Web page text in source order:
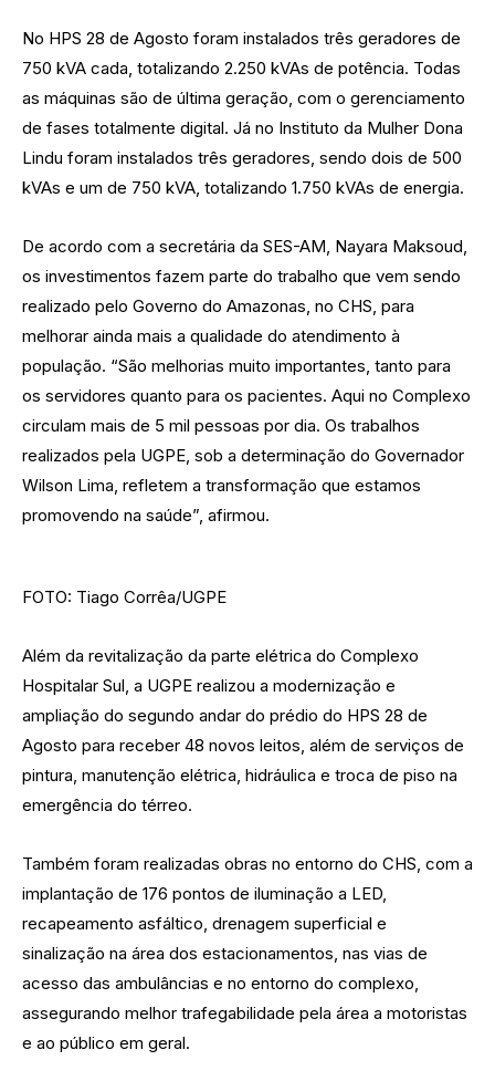
No HPS 28 de Agosto foram instalados três geradores de
750 kVA cada, totalizando 2.250 kVAs de potência. Todas
as máquinas são de última geração, com o gerenciamento
de fases totalmente digital. Já no Instituto da Mulher Dona
Lindu foram instalados três geradores, sendo dois de 500
kVAs e um de 750 kVA, totalizando 1.750 kVAs de energia.
De acordo com a secretária da SES-AM, Nayara Maksoud,
os investimentos fazem parte do trabalho que vem sendo
realizado pelo Governo do Amazonas, no CHS, para
melhorar ainda mais a qualidade do atendimento à
população. “São melhorias muito importantes, tanto para
os servidores quanto para os pacientes. Aqui no Complexo
circulam mais de 5 mil pessoas por dia. Os trabalhos
realizados pela UGPE, sob a determinação do Governador
Wilson Lima, refletem a transformação que estamos
promovendo na saúde”, afirmou.
FOTO: Tiago Corrêa/UGPE
Além da revitalização da parte elétrica do Complexo
Hospitalar Sul, a UGPE realizou a modernização e
ampliação do segundo andar do prédio do HPS 28 de
Agosto para receber 48 novos leitos, além de serviços de
pintura, manutenção elétrica, hidráulica e troca de piso na
emergência do térreo.
Também foram realizadas obras no entorno do CHS, com a
implantação de 176 pontos de iluminação a LED,
recapeamento asfáltico, drenagem superficial e
sinalização na área dos estacionamentos, nas vias de
acesso das ambulâncias e no entorno do complexo,
assegurando melhor trafegabilidade pela área a motoristas
e ao público em geral.